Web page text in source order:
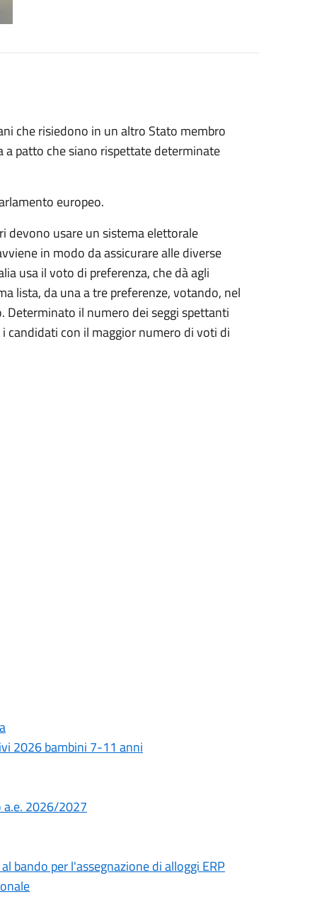
che risiedono in un altro Stato membro
a patto che siano rispettate determinate
europeo.
devono usare un sistema elettorale
in modo da assicurare alle diverse
usa il voto di preferenza, che dà agli
lista, da una a tre preferenze, votando, nel
Determinato il numero dei seggi spettanti
candidati con il maggior numero di voti di
2026 bambini 7-11 anni
a.e. 2026/2027
bando per l'assegnazione di alloggi ERP